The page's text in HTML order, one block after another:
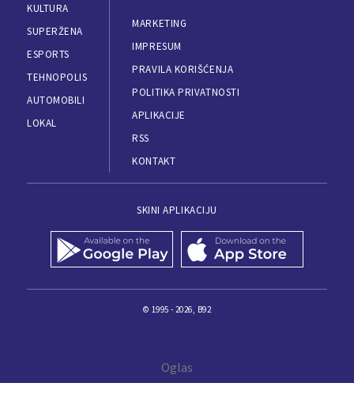
KULTURA
SUPERŽENA
ESPORTS
TEHNOPOLIS
AUTOMOBILI
LOKAL
MARKETING
IMPRESUM
PRAVILA KORIŠĆENJA
POLITIKA PRIVATNOSTI
APLIKACIJE
RSS
KONTAKT
SKINI APLIKACIJU
© 1995 - 2026, B92